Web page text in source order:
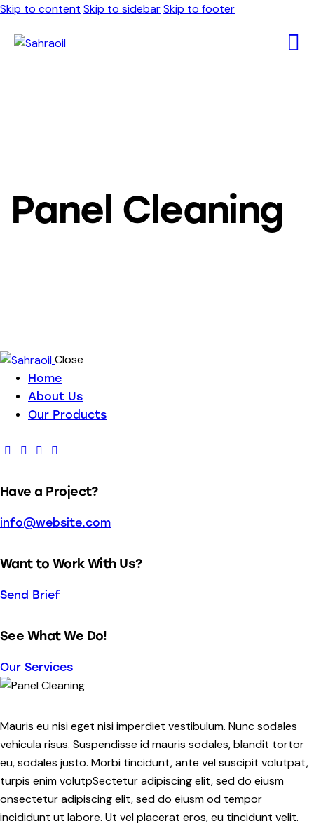
Skip to content Skip to sidebarSkip to footer
Panel Cleaning
Close
Home
About Us
Our Products
Have a Project?
info@website.com
Want to Work With Us?
Send Brief
See What We Do!
Our Services
Mauris eu nisi eget nisi imperdiet vestibulum. Nunc sodales
vehicula risus. Suspendisse id mauris sodales, blandit tortor
eu, sodales justo. Morbi tincidunt, ante vel suscipit volutpat,
turpis enim volutpSectetur adipiscing elit, sed do eiusm
onsectetur adipiscing elit, sed do eiusm od tempor
incididunt ut labore. Ut vel placerat eros, eu tincidunt velit.